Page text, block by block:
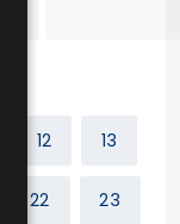
12 13
22 23